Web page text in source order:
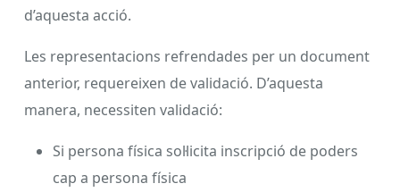
d’aquesta acció.
Les representacions refrendades per un document
anterior, requereixen de validació. D’aquesta
manera, necessiten validació:
Si persona física sol·licita inscripció de poders
cap a persona física